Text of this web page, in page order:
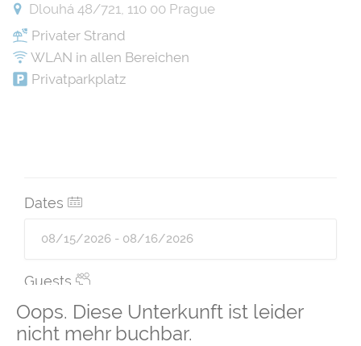
Oops. Diese Unterkunft ist leider
nicht mehr buchbar.
Dlouhá 48/721, 110 00 Prague
Privater Strand
WLAN in allen Bereichen
Privatparkplatz
Dates
Guests